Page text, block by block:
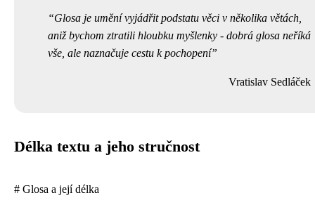
Glosa je umění vyjádřit podstatu věci v několika větách,
aniž bychom ztratili hloubku myšlenky - dobrá glosa neříká
vše, ale naznačuje cestu k pochopení
Vratislav Sedláček
Délka textu a jeho stručnost
# Glosa a její délka